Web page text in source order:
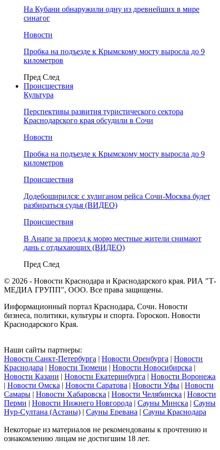
На Кубани обнаружили одну из древнейших в мире
синагог
Новости
Пробка на подъезде к Крымскому мосту выросла до 9
километров
Пред След
Происшествия
Культура
Перспективы развития туристического сектора
Краснодарского края обсудили в Сочи
Новости
Пробка на подъезде к Крымскому мосту выросла до 9
километров
Происшествия
Додебоширился: с хулиганом рейса Сочи-Москва будет
разбираться судья (ВИДЕО)
Происшествия
В Анапе за проезд к морю местные жители снимают
дань с отдыхающих (ВИДЕО)
Пред След
© 2026 - Новости Краснодара и Краснодарского края. РИА "Т-
МЕДИА ГРУПП", ООО. Все права защищены.
Информационный портал Краснодара, Сочи. Новости
бизнеса, политики, культуры и спорта. Гороскоп. Новости
Краснодарского Края.
Наши сайты партнеры:
Новости Санкт-Петербурга | Новости Оренбурга | Новости
Краснодара | Новости Тюмени | Новости Новосибирска |
Новости Казани | Новости Екатеринбурга | Новости Воронежа
| Новости Омска | Новости Саратова | Новости Уфы | Новости
Самары | Новости Хабаровска | Новости Челябинска | Новости
Перми | Новости Нижнего Новгорода | Сауны Минска | Сауны
Нур-Султана (Астаны) | Сауны Еревана | Сауны Краснодара
Некоторые из материалов не рекомендованы к прочтению и
ознакомлению лицам не достигшим 18 лет.